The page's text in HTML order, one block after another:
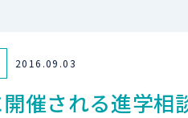
2016.09.03
開催される進学相